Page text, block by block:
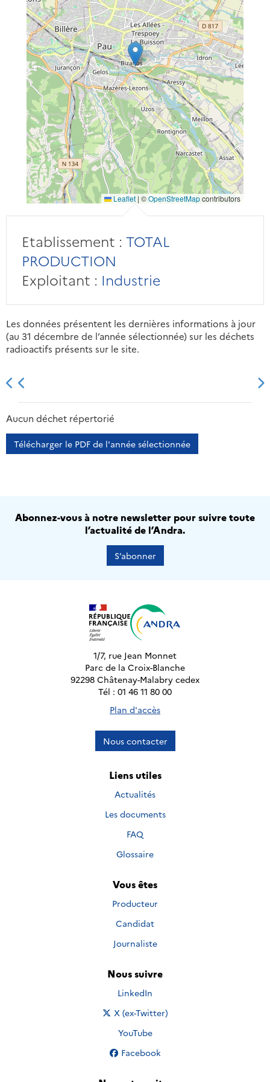
Leaflet | ©OpenStreetMapcontributors
Etablissement : TOTAL
PRODUCTION
Exploitant : Industrie
Les données présentent les dernières informations à jour
(au 31 décembre de l’année sélectionnée) sur les déchets
radioactifs présents sur le site.
2013 2014
Aucun déchet répertorié
Télécharger le PDF de l'année sélectionnée
Abonnez-vous à notre newsletter pour suivre toute
l’actualité de l’Andra.
S’abonner
1/7, rue Jean Monnet
Parc de la Croix-Blanche
92298 Châtenay-Malabry cedex
Tél : 01 46 11 80 00
Plan d'accès
Nous contacter
Liens utiles
Actualités
Les documents
FAQ
Glossaire
Vous êtes
Producteur
Candidat
Journaliste
Nous suivre
Nous suivre sur
LinkedIn
Nous suivre sur
X (ex-Twitter)
Nous suivre sur
YouTube
Nous suivre sur
Facebook